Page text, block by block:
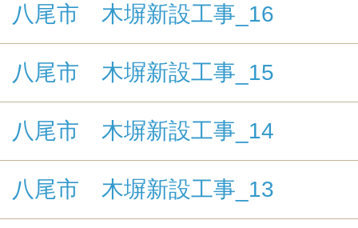
八尾市 木塀新設工事_16
八尾市 木塀新設工事_15
八尾市 木塀新設工事_14
八尾市 木塀新設工事_13